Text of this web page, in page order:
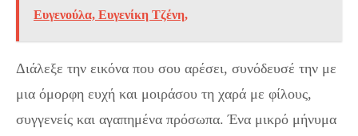
Ευγενούλα, Ευγενίκη Τζένη,
Διάλεξε την εικόνα που σου αρέσει, συνόδευσέ την με
μια όμορφη ευχή και μοιράσου τη χαρά με φίλους,
συγγενείς και αγαπημένα πρόσωπα. Ένα μικρό μήνυμα